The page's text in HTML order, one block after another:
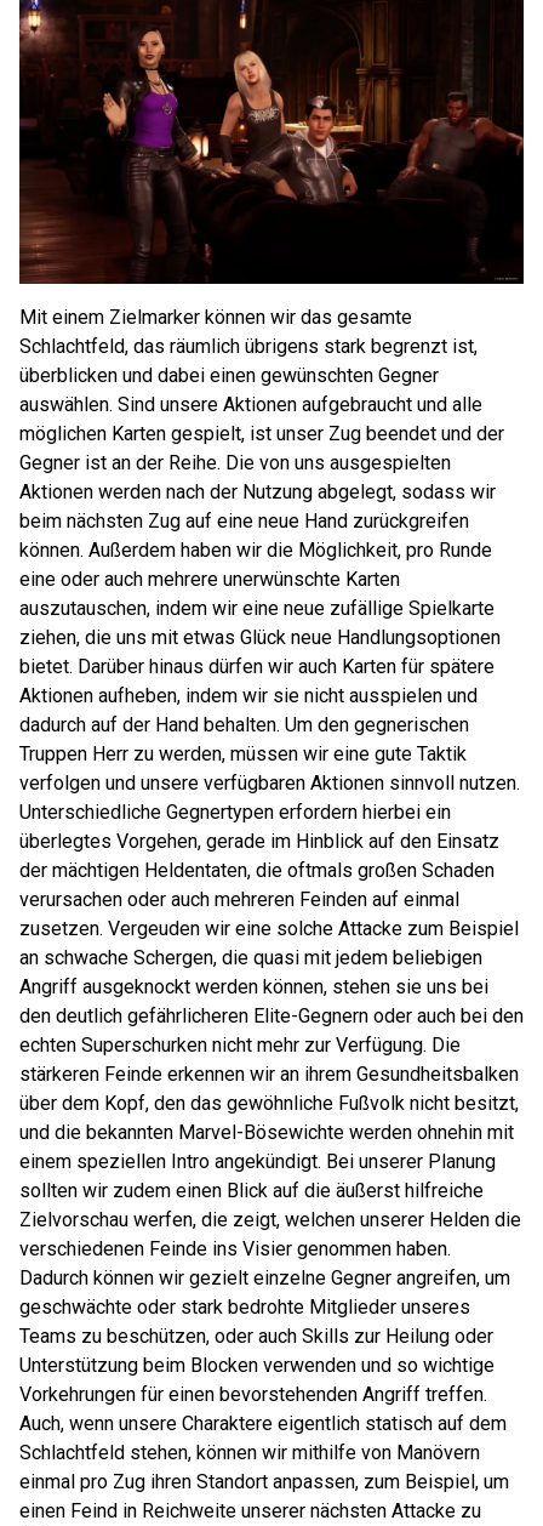
Mit einem Zielmarker können wir das gesamte
Schlachtfeld, das räumlich übrigens stark begrenzt ist,
überblicken und dabei einen gewünschten Gegner
auswählen. Sind unsere Aktionen aufgebraucht und alle
möglichen Karten gespielt, ist unser Zug beendet und der
Gegner ist an der Reihe. Die von uns ausgespielten
Aktionen werden nach der Nutzung abgelegt, sodass wir
beim nächsten Zug auf eine neue Hand zurückgreifen
können. Außerdem haben wir die Möglichkeit, pro Runde
eine oder auch mehrere unerwünschte Karten
auszutauschen, indem wir eine neue zufällige Spielkarte
ziehen, die uns mit etwas Glück neue Handlungsoptionen
bietet. Darüber hinaus dürfen wir auch Karten für spätere
Aktionen aufheben, indem wir sie nicht ausspielen und
dadurch auf der Hand behalten. Um den gegnerischen
Truppen Herr zu werden, müssen wir eine gute Taktik
verfolgen und unsere verfügbaren Aktionen sinnvoll nutzen.
Unterschiedliche Gegnertypen erfordern hierbei ein
überlegtes Vorgehen, gerade im Hinblick auf den Einsatz
der mächtigen Heldentaten, die oftmals großen Schaden
verursachen oder auch mehreren Feinden auf einmal
zusetzen. Vergeuden wir eine solche Attacke zum Beispiel
an schwache Schergen, die quasi mit jedem beliebigen
Angriff ausgeknockt werden können, stehen sie uns bei
den deutlich gefährlicheren Elite-Gegnern oder auch bei den
echten Superschurken nicht mehr zur Verfügung. Die
stärkeren Feinde erkennen wir an ihrem Gesundheitsbalken
über dem Kopf, den das gewöhnliche Fußvolk nicht besitzt,
und die bekannten Marvel-Bösewichte werden ohnehin mit
einem speziellen Intro angekündigt. Bei unserer Planung
sollten wir zudem einen Blick auf die äußerst hilfreiche
Zielvorschau werfen, die zeigt, welchen unserer Helden die
verschiedenen Feinde ins Visier genommen haben.
Dadurch können wir gezielt einzelne Gegner angreifen, um
geschwächte oder stark bedrohte Mitglieder unseres
Teams zu beschützen, oder auch Skills zur Heilung oder
Unterstützung beim Blocken verwenden und so wichtige
Vorkehrungen für einen bevorstehenden Angriff treffen.
Auch, wenn unsere Charaktere eigentlich statisch auf dem
Schlachtfeld stehen, können wir mithilfe von Manövern
einmal pro Zug ihren Standort anpassen, zum Beispiel, um
einen Feind in Reichweite unserer nächsten Attacke zu